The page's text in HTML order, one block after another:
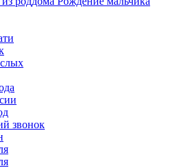
звонок